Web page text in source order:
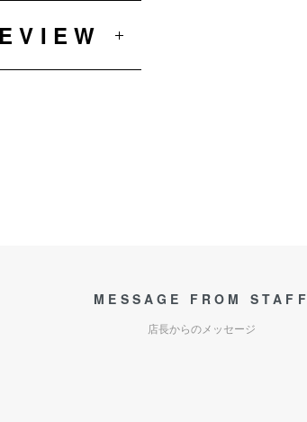
MESSAGE FROM STAFF
店長からのメッセージ